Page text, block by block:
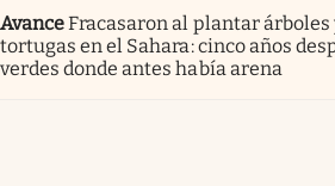
AvanceFracasaron al plantar
tortugas en el Sahara: cinco años
verdes donde antes había arena